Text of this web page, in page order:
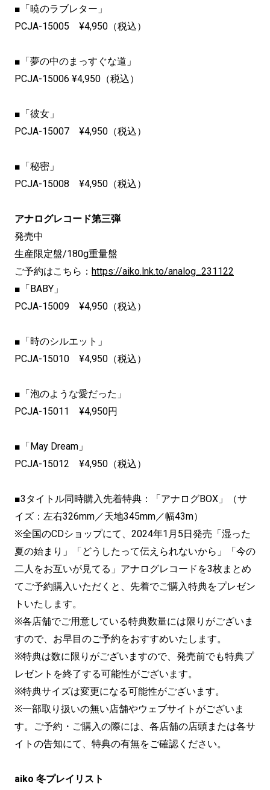
■「暁のラブレター」
PCJA-15005 ¥4,950（税込）
■「夢の中のまっすぐな道」
PCJA-15006 ¥4,950（税込）
■「彼女」
PCJA-15007 ¥4,950（税込）
■「秘密」
PCJA-15008 ¥4,950（税込）
アナログレコード第三弾
発売中
生産限定盤/180g重量盤
ご予約はこちら： https://aiko.lnk.to/analog_231122
■「BABY」
PCJA-15009 ¥4,950（税込）
■「時のシルエット」
PCJA-15010 ¥4,950（税込）
■「泡のような愛だった」
PCJA-15011 ¥4,950円
■「May Dream」
PCJA-15012 ¥4,950（税込）
■3タイトル同時購入先着特典：「アナログBOX」（サ
イズ：左右326mm／天地345mm／幅43m）
※全国のCDショップにて、2024年1月5日発売「湿った
夏の始まり」「どうしたって伝えられないから」「今の
二人をお互いが見てる」アナログレコードを3枚まとめ
てご予約購入いただくと、先着でご購入特典をプレゼン
トいたします。
※各店舗でご用意している特典数量には限りがございま
すので、お早目のご予約をおすすめいたします。
※特典は数に限りがございますので、発売前でも特典プ
レゼントを終了する可能性がございます。
※特典サイズは変更になる可能性がございます。
※一部取り扱いの無い店舗やウェブサイトがございま
す。ご予約・ご購入の際には、各店舗の店頭または各サ
イトの告知にて、特典の有無をご確認ください。
aiko 冬プレイリスト